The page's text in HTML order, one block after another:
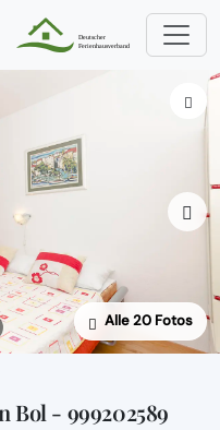
Alle 20 Fotos
Bol - 999202589